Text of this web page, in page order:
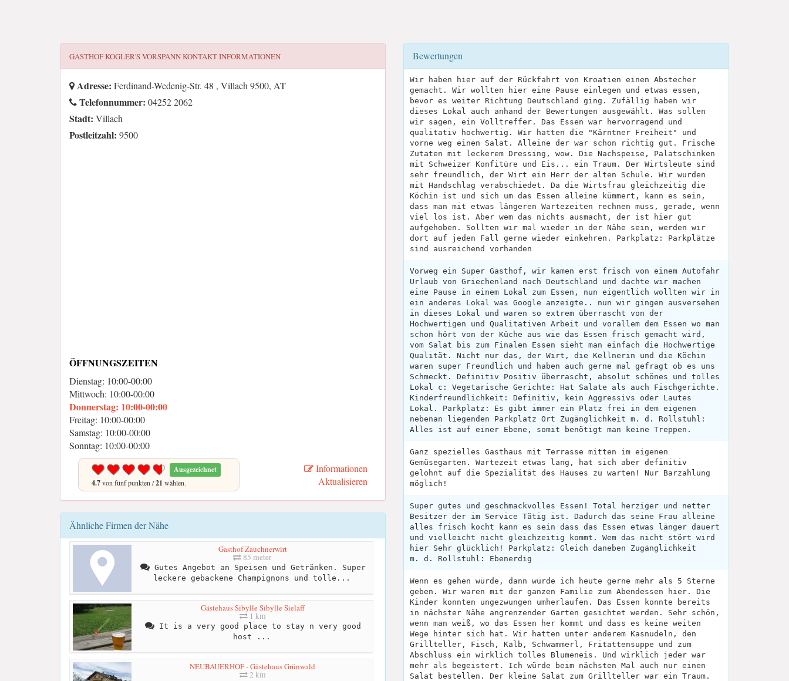
GASTHOF KOGLER'S VORSPANNKONTAKT INFORMATIONEN
Adresse: Ferdinand-Wedenig-Str. 48 , Villach 9500, AT
Telefonnummer: 04252 2062
Stadt: Villach
Postleitzahl: 9500
ÖFFNUNGSZEITEN
Dienstag: 10:00-00:00
Mittwoch: 10:00-00:00
Donnerstag: 10:00-00:00
Freitag: 10:00-00:00
Samstag: 10:00-00:00
Sonntag: 10:00-00:00
Ausgezeichnet
4.7von fünf punkten /21 wählen.
Informationen
Aktualisieren
Ähnliche Firmen der Nähe
Gasthof Zauchnerwirt
85 meter
Gutes Angebot an Speisen und Getränken. Super
leckere gebackene Champignons und tolle...
Gästehaus Sibylle Sibylle Sielaff
1 km
It is a very good place to stay n very good
host ...
NEUBAUERHOF - Gästehaus Grünwald
2 km
Bewertungen
Wir haben hier auf der Rückfahrt von Kroatien einen Abstecher
gemacht. Wir wollten hier eine Pause einlegen und etwas essen,
bevor es weiter Richtung Deutschland ging. Zufällig haben wir
dieses Lokal auch anhand der Bewertungen ausgewählt. Was sollen
wir sagen, ein Volltreffer. Das Essen war hervorragend und
qualitativ hochwertig. Wir hatten die "Kärntner Freiheit" und
vorne weg einen Salat. Alleine der war schon richtig gut. Frische
Zutaten mit leckerem Dressing, wow. Die Nachspeise, Palatschinken
mit Schweizer Konfitüre und Eis... ein Traum. Der Wirtsleute sind
sehr freundlich, der Wirt ein Herr der alten Schule. Wir wurden
mit Handschlag verabschiedet. Da die Wirtsfrau gleichzeitig die
Köchin ist und sich um das Essen alleine kümmert, kann es sein,
dass man mit etwas längeren Wartezeiten rechnen muss, gerade, wenn
viel los ist. Aber wem das nichts ausmacht, der ist hier gut
aufgehoben. Sollten wir mal wieder in der Nähe sein, werden wir
dort auf jeden Fall gerne wieder einkehren. Parkplatz: Parkplätze
sind ausreichend vorhanden
Vorweg ein Super Gasthof, wir kamen erst frisch von einem Autofahr
Urlaub von Griechenland nach Deutschland und dachte wir machen
eine Pause in einem Lokal zum Essen, nun eigentlich wollten wir in
ein anderes Lokal was Google anzeigte.. nun wir gingen ausversehen
in dieses Lokal und waren so extrem überrascht von der
Hochwertigen und Qualitativen Arbeit und vorallem dem Essen wo man
schon hört von der Küche aus wie das Essen frisch gemacht wird,
vom Salat bis zum Finalen Essen sieht man einfach die Hochwertige
Qualität. Nicht nur das, der Wirt, die Kellnerin und die Köchin
waren super Freundlich und haben auch gerne mal gefragt ob es uns
Schmeckt. Definitiv Positiv überrascht, absolut schönes und tolles
Lokal c: Vegetarische Gerichte: Hat Salate als auch Fischgerichte.
Kinderfreundlichkeit: Definitiv, kein Aggressivs oder Lautes
Lokal. Parkplatz: Es gibt immer ein Platz frei in dem eigenen
nebenan liegenden Parkplatz Ort Zugänglichkeit m. d. Rollstuhl:
Alles ist auf einer Ebene, somit benötigt man keine Treppen.
Ganz spezielles Gasthaus mit Terrasse mitten im eigenen
Gemüsegarten. Wartezeit etwas lang, hat sich aber definitiv
gelohnt auf die Spezialität des Hauses zu warten! Nur Barzahlung
möglich!
Super gutes und geschmackvolles Essen! Total herziger und netter
Besitzer der im Service Tätig ist. Dadurch das seine Frau alleine
alles frisch kocht kann es sein dass das Essen etwas länger dauert
und vielleicht nicht gleichzeitig kommt. Wem das nicht stört wird
hier Sehr glücklich! Parkplatz: Gleich daneben Zugänglichkeit
m. d. Rollstuhl: Ebenerdig
Wenn es gehen würde, dann würde ich heute gerne mehr als 5 Sterne
geben. Wir waren mit der ganzen Familie zum Abendessen hier. Die
Kinder konnten ungezwungen umherlaufen. Das Essen konnte bereits
in nächster Nähe angrenzender Garten gesichtet werden. Sehr schön,
wenn man weiß, wo das Essen her kommt und dass es keine weiten
Wege hinter sich hat. Wir hatten unter anderem Kasnudeln, den
Grillteller, Fisch, Kalb, Schwammerl, Fritattensuppe und zum
Abschluss ein wirklich tolles Blumeneis. Und wirklich jeder war
mehr als begeistert. Ich würde beim nächsten Mal auch nur einen
Salat bestellen. Der kleine Salat zum Grillteller war ein Traum.